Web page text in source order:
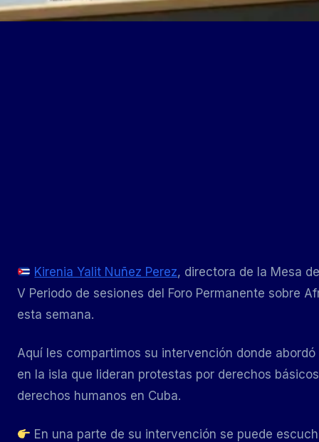
Kirenia Yalit Nuñez Perez, directora de la Mesa
V Periodo de sesiones del Foro Permanente sobre
esta semana.
Aquí les compartimos su intervención donde
en la isla que lideran protestas por derechos
derechos humanos en Cuba.
En una parte de su intervención se puede